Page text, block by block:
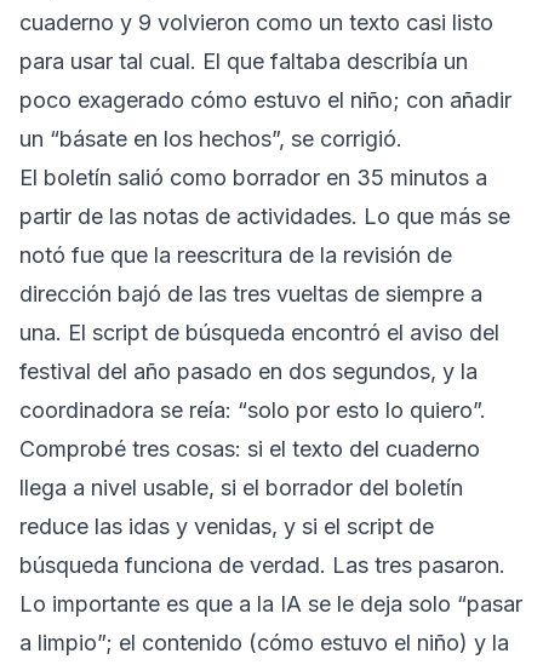
cuaderno y 9 volvieron como un texto casi listo
para usar tal cual. El que faltaba describía un
poco exagerado cómo estuvo el niño; con añadir
un “básate en los hechos”, se corrigió.
El boletín salió como borrador en 35 minutos a
partir de las notas de actividades. Lo que más se
notó fue que la reescritura de la revisión de
dirección bajó de las tres vueltas de siempre a
una. El script de búsqueda encontró el aviso del
festival del año pasado en dos segundos, y la
coordinadora se reía: “solo por esto lo quiero”.
Comprobé tres cosas: si el texto del cuaderno
llega a nivel usable, si el borrador del boletín
reduce las idas y venidas, y si el script de
búsqueda funciona de verdad. Las tres pasaron.
Lo importante es que a la IA se le deja solo “pasar
a limpio”; el contenido (cómo estuvo el niño) y la